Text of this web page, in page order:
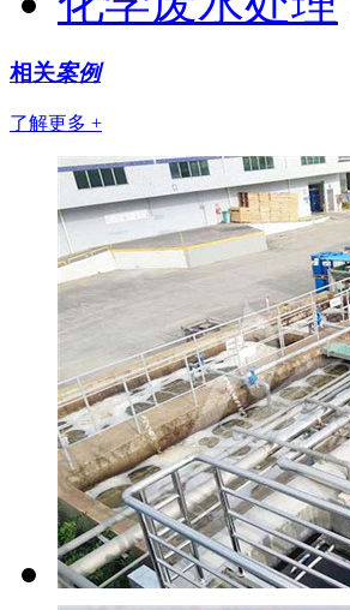
相关案例
了解更多 +